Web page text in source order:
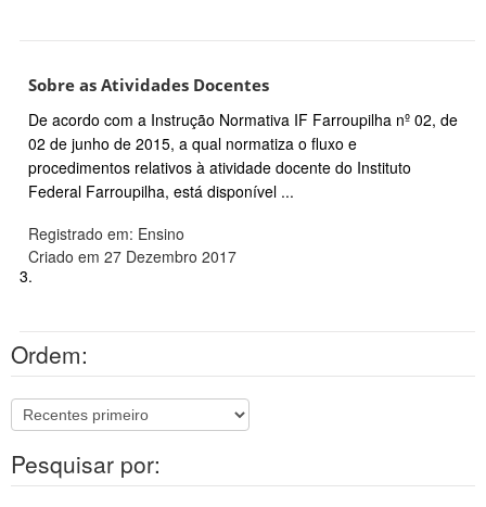
Sobre as Atividades Docentes
De acordo com a Instrução Normativa IF Farroupilha nº 02, de
02 de junho de 2015, a qual normatiza o fluxo e
procedimentos relativos à atividade docente do Instituto
Federal Farroupilha, está disponível ...
Registrado em: Ensino
Criado em 27 Dezembro 2017
3.
Ordem:
Pesquisar por: